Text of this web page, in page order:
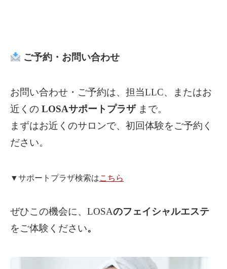
ご予約・お問い合わせ
お問い合わせ・ご予約は、担当LLC、またはお
近くの LOSAサポートプラザまで。
まずはお近くのサロンで、初回体験をご予約く
ださい。
▼サポートプラザ検索はこちら
ぜひこの機会に、LOSAのフェイシャルエステ
をご体験ください。